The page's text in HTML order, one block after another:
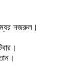
নজরুল।